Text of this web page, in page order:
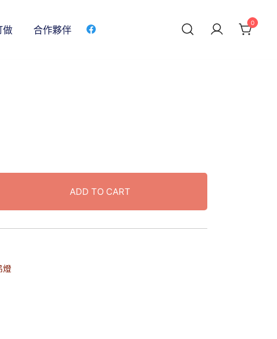
做 合作夥伴
0
ADD TO CART
燈